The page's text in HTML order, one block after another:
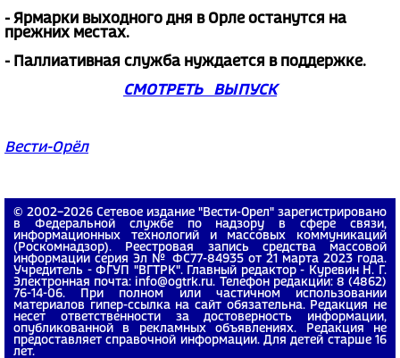
- Ярмарки выходного дня в Орле останутся на
прежних местах.
- Паллиативная служба нуждается в поддержке.
СМОТРЕТЬ ВЫПУСК
Вести-Орёл
© 2002−2026 Сетевое издание "Вести-Орел" зарегистрировано
в Федеральной службе по надзору в сфере связи,
информационных технологий и массовых коммуникаций
(Роскомнадзор). Реестровая запись средства массовой
информации серия Эл № ФС77-84935 от 21 марта 2023 года.
Учредитель - ФГУП "ВГТРК". Главный редактор - Куревин Н. Г.
Электронная почта: info@ogtrk.ru. Телефон редакции: 8 (4862)
76-14-06. При полном или частичном использовании
материалов гипер-ссылка на сайт обязательна. Редакция не
несет ответственности за достоверность информации,
опубликованной в рекламных объявлениях. Редакция не
предоставляет справочной информации. Для детей старше 16
лет.